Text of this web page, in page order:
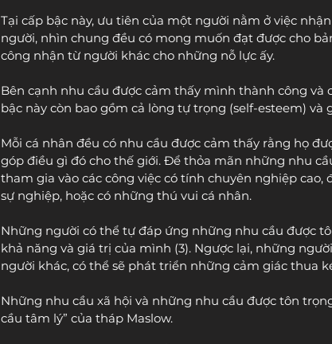
Tại cấp bậc này, ưu tiên của một người nằm ở việc
người, nhìn chung đều có mong muốn đạt được cho
công nhận từ người khác cho những nỗ lực ấy.
Bên cạnh nhu cầu được cảm thấy mình thành công và
bậc này còn bao gồm cả lòng tự trọng (self-esteem) và
Mỗi cá nhân đều có nhu cầu được cảm thấy rằng họ
góp điều gì đó cho thế giới. Để thỏa mãn những nhu
tham gia vào các công việc có tính chuyên nghiệp
sự nghiệp, hoặc có những thú vui cá nhân.
Những người có thể tự đáp ứng những nhu cầu được
khả năng và giá trị của mình (3). Ngược lại, những
người khác, có thể sẽ phát triển những cảm giác thua
Những nhu cầu xã hội và những nhu cầu được tôn
cầu tâm lý” của tháp Maslow.